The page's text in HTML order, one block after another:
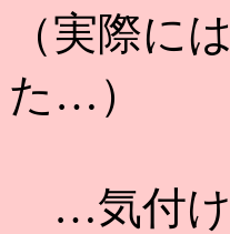
（実際に
た…）
…気付け